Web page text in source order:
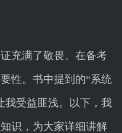
充满了敬畏。在备考
性。书中提到的“系统
我受益匪浅。以下，我
识，为大家详细讲解